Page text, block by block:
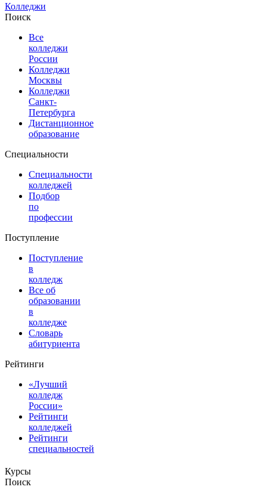
Колледжи
Поиск
Все
колледжи
России
Колледжи
Москвы
Колледжи
Санкт-
Петербурга
Дистанционное
образование
Специальности
Специальности
колледжей
Подбор
по
профессии
Поступление
Поступление
в
колледж
Все об
образовании
в
колледже
Словарь
абитуриента
Рейтинги
«Лучший
колледж
России»
Рейтинги
колледжей
Рейтинги
специальностей
Курсы
Поиск